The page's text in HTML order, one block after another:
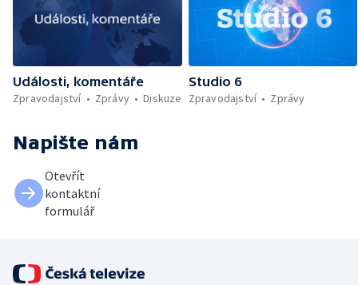
Události, komentáře
Zpravodajství
Zprávy Diskuze
Studio 6
Zpravodajství
Zprávy
Napište nám
Otevřít
kontaktní
formulář